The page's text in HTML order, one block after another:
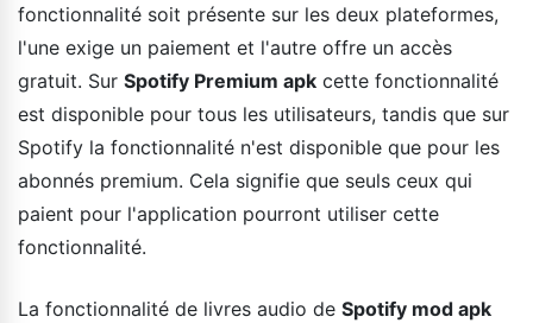
fonctionnalité soit présente sur les deux plateformes,
l'une exige un paiement et l'autre offre un accès
gratuit. Sur Spotify Premium apk cette fonctionnalité
est disponible pour tous les utilisateurs, tandis que sur
Spotify la fonctionnalité n'est disponible que pour les
abonnés premium. Cela signifie que seuls ceux qui
paient pour l'application pourront utiliser cette
fonctionnalité.
La fonctionnalité de livres audio de Spotify mod apk